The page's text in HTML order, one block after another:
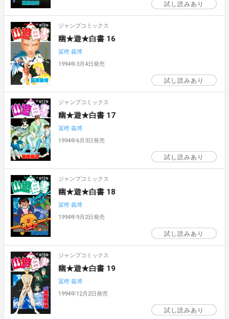
試し読みあり
ジャンプコミックス
幽★遊★白書 16
冨樫 義博
1994年3月4日発売
試し読みあり
ジャンプコミックス
幽★遊★白書 17
冨樫 義博
1994年6月3日発売
試し読みあり
ジャンプコミックス
幽★遊★白書 18
冨樫 義博
1994年9月2日発売
試し読みあり
ジャンプコミックス
幽★遊★白書 19
冨樫 義博
1994年12月2日発売
試し読みあり